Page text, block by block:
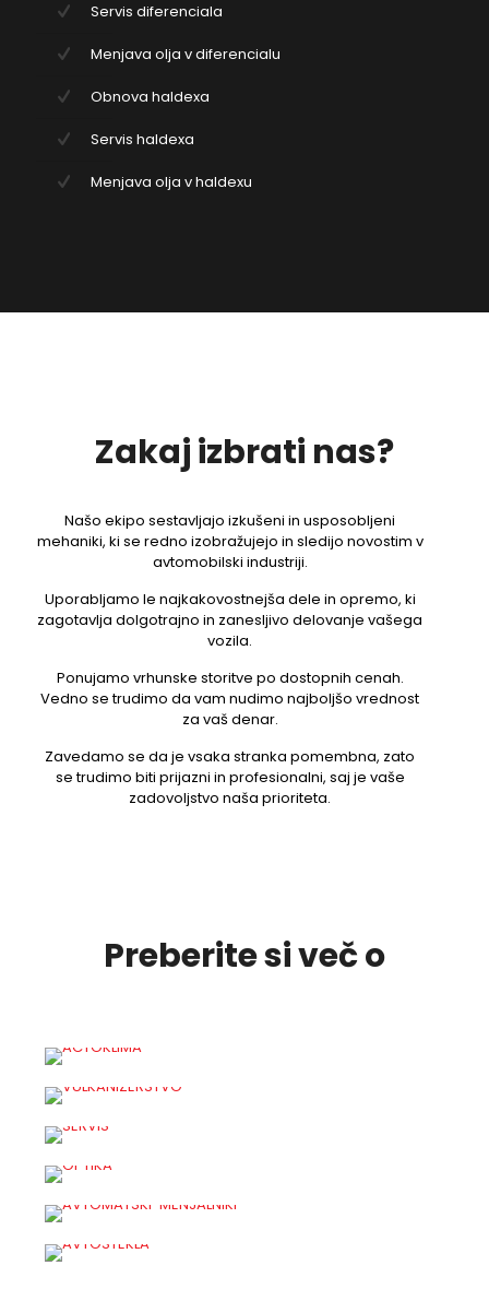
Servis diferenciala
Menjava olja v diferencialu
Obnova haldexa
Servis haldexa
Menjava olja v haldexu
Zakaj izbrati nas?
Našo ekipo sestavljajo izkušeni in usposobljeni
mehaniki, ki se redno izobražujejo in sledijo novostim v
avtomobilski industriji.
Uporabljamo le najkakovostnejša dele in opremo, ki
zagotavlja dolgotrajno in zanesljivo delovanje vašega
vozila.
Ponujamo vrhunske storitve po dostopnih cenah.
Vedno se trudimo da vam nudimo najboljšo vrednost
za vaš denar.
Zavedamo se da je vsaka stranka pomembna, zato
se trudimo biti prijazni in profesionalni, saj je vaše
zadovoljstvo naša prioriteta.
Preberite si več o
AVTOSERVIS
AVTOOPTIKA
MENJALNIKI
AVTOSTEKLA